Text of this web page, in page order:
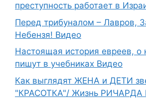
преступность работает в
Перед трибуналом – Лавров,
Небензя! Видео
Настоящая история евреев, о
пишут в учебниках Видео
Как выглядят ЖЕНА и ДЕТИ
"КРАСОТКА"/ Жизнь РИЧАРДА